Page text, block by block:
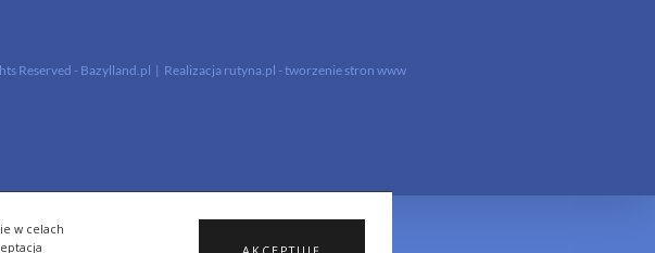
w celach
Reserved - Bazylland.pl | Realizacja rutyna.pl - tworzenie stron www